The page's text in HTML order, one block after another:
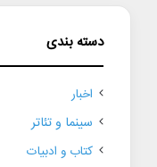
دسته بندی
اخبار
سینما و تئاتر
کتاب و ادبیات